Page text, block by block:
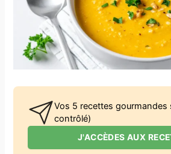
Vos 5 recettes gourmandes
contrôlé)
J'ACCÈDES AUX